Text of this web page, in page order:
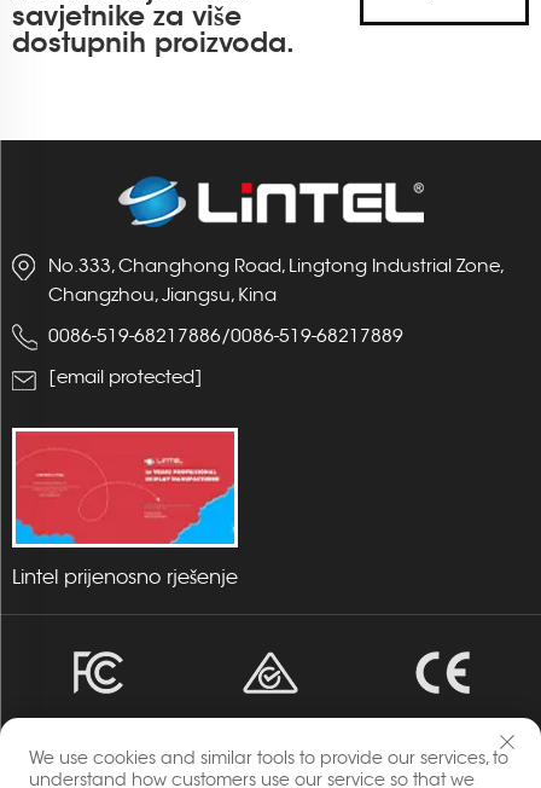
savjetnike za više
dostupnih proizvoda.
No.333, Changhong Road, Lingtong Industrial Zone,
Changzhou, Jiangsu, Kina
0086-519-68217886/0086-519-68217889
[email protected]
Lintel prijenosno rješenje
We use cookies and similar tools to provide our services, to
understand how customers use our service so that we